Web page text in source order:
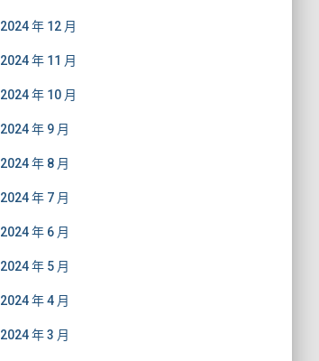
2024 年 12 月
2024 年 11 月
2024 年 10 月
2024 年 9 月
2024 年 8 月
2024 年 7 月
2024 年 6 月
2024 年 5 月
2024 年 4 月
2024 年 3 月